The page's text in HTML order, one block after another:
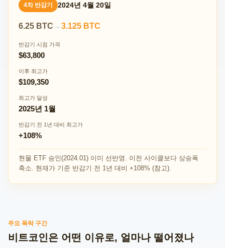
4차 반감기 2024년 4월 20일
6.25 BTC →3.125 BTC
반감기 시점 가격
$63,800
이후 최고가
$109,350
최고가 달성
2025년 1월
반감기 전 1년 대비 최고가
+108%
현물 ETF 승인(2024.01) 이미 선반영. 이전 사이클보다 상승폭
축소. 현재가 기준 반감기 전 1년 대비 +108% (참고).
주요 폭락 구간
비트코인은 어떤 이유로, 얼마나 떨어졌나